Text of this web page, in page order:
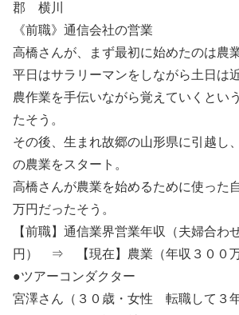
郡 横川
《前職》通信会社の営業
高橋さんが、まず最初に始めたのは農
平日はサラリーマンをしながら土日は
農作業を手伝いながら覚えていくとい
たそう。
その後、生まれ故郷の山形県に引越し
の農業をスタート。
高橋さんが農業を始めるために使った
万円だったそう。
【前職】通信業界営業年収（夫婦合わ
円） ⇒ 【現在】農業（年収３００万
●ツアーコンダクター
宮澤さん（３０歳・女性 転職して３